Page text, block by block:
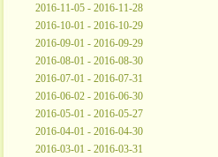
2016-11-05 - 2016-11-28
2016-10-01 - 2016-10-29
2016-09-01 - 2016-09-29
2016-08-01 - 2016-08-30
2016-07-01 - 2016-07-31
2016-06-02 - 2016-06-30
2016-05-01 - 2016-05-27
2016-04-01 - 2016-04-30
2016-03-01 - 2016-03-31